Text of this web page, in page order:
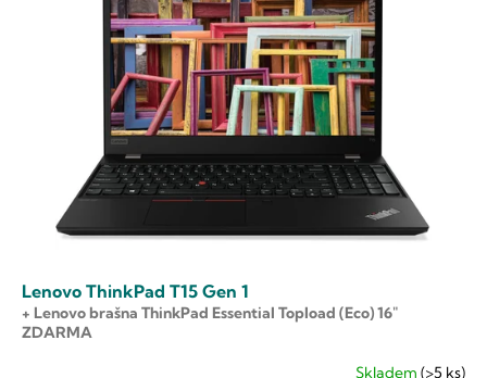
Lenovo ThinkPad T15 Gen 1
+ Lenovo brašna ThinkPad Essential Topload (Eco) 16"
ZDARMA
Skladem(>5 ks)